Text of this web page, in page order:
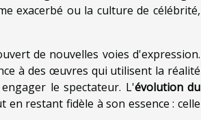
exacerbé ou la culture de célébrité,
de nouvelles voies d'expression.
à des œuvres qui utilisent la réalité
le spectateur. L'évolution du
restant fidèle à son essence : celle